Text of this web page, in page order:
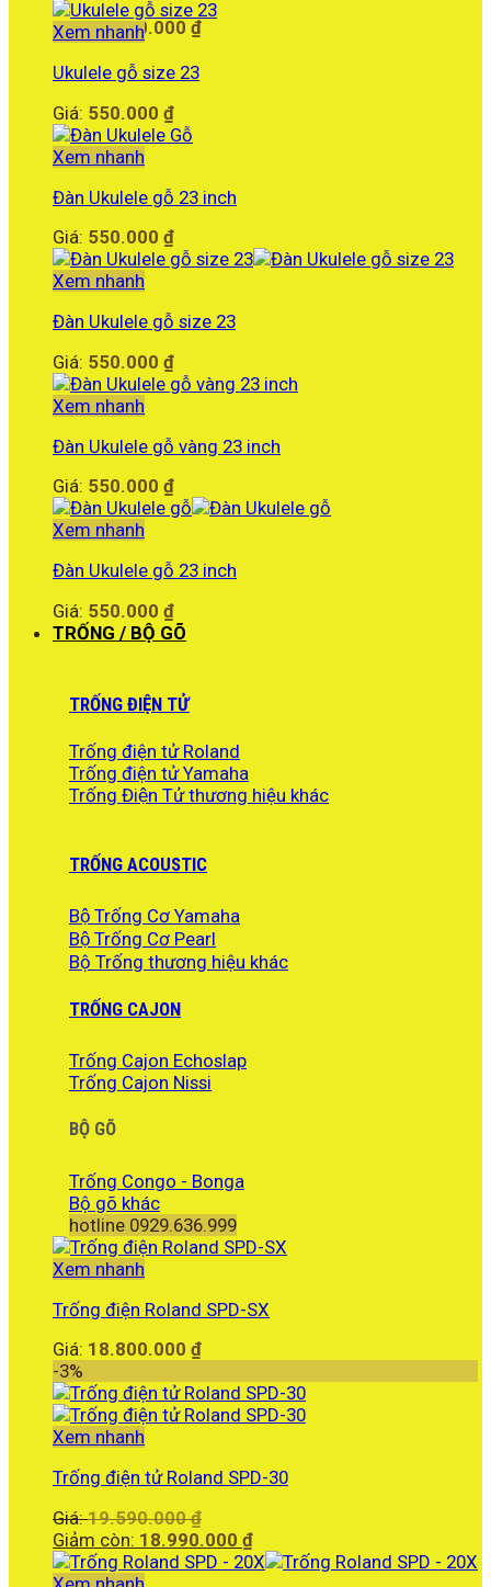
Giá:16.800.000 ₫
Xem nhanh
Ukulele gỗ size 23
Giá: 550.000 ₫
Xem nhanh
Đàn Ukulele gỗ 23 inch
Giá: 550.000 ₫
Xem nhanh
Đàn Ukulele gỗ size 23
Giá: 550.000 ₫
Xem nhanh
Đàn Ukulele gỗ vàng 23 inch
Giá: 550.000 ₫
Xem nhanh
Đàn Ukulele gỗ 23 inch
Giá: 550.000 ₫
TRỐNG / BỘ GÕ
TRỐNG ĐIỆN TỬ
Trống điện tử Roland
Trống điện tử Yamaha
Trống Điện Tử thương hiệu khác
TRỐNG ACOUSTIC
Bộ Trống Cơ Yamaha
Bộ Trống Cơ Pearl
Bộ Trống thương hiệu khác
TRỐNG CAJON
Trống Cajon Echoslap
Trống Cajon Nissi
BỘ GÕ
Trống Congo - Bonga
Bộ gõ khác
hotline 0929.636.999
Xem nhanh
Trống điện Roland SPD-SX
Giá: 18.800.000 ₫
-3%
Xem nhanh
Trống điện tử Roland SPD-30
Giá:19.590.000₫
gốc
là:
Giảm còn: 18.990.000 ₫Giá
hiện